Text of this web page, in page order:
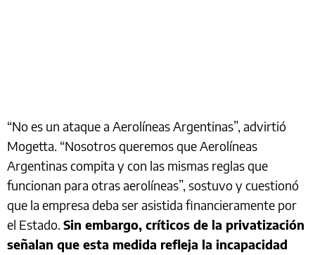
“No es un ataque a Aerolíneas Argentinas”, advirtió
Mogetta. “Nosotros queremos que Aerolíneas
Argentinas compita y con las mismas reglas que
funcionan para otras aerolíneas”, sostuvo y cuestionó
que la empresa deba ser asistida financieramente por
el Estado. Sin embargo, críticos de la privatización
señalan que esta medida refleja la incapacidad